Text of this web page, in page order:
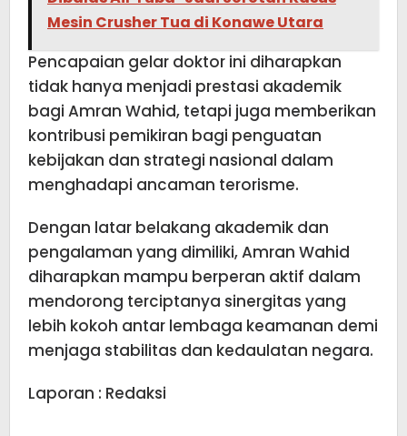
Mesin Crusher Tua di Konawe Utara
Pencapaian gelar doktor ini diharapkan
tidak hanya menjadi prestasi akademik
bagi Amran Wahid, tetapi juga memberikan
kontribusi pemikiran bagi penguatan
kebijakan dan strategi nasional dalam
menghadapi ancaman terorisme.
Dengan latar belakang akademik dan
pengalaman yang dimiliki, Amran Wahid
diharapkan mampu berperan aktif dalam
mendorong terciptanya sinergitas yang
lebih kokoh antar lembaga keamanan demi
menjaga stabilitas dan kedaulatan negara.
Laporan : Redaksi